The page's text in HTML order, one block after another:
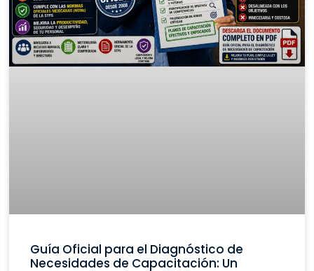
Guía Oficial para el Diagnóstico de
Necesidades de Capacitación: Un